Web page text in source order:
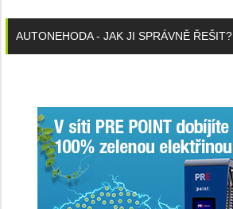
AUTONEHODA - JAK JI SPRÁVNĚ ŘEŠIT?